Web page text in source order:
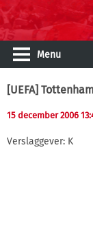
Menu
[UEFA]
15 december 2006
Verslaggever: K